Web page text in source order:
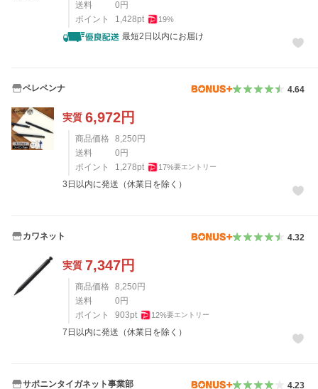
送料
0円
ポイント
1,428pt 19%
最短2日以内にお届け
ペレペンナ 4.64
実質 6,972円
商品価格 8,250円
送料
0円
ポイント
1,278pt 17%要エントリー
3日以内に発送（休業日を除く）
カワネット 4.32
実質 7,347円
商品価格 8,250円
送料
0円
ポイント
903pt 12%要エントリー
7日以内に発送（休業日を除く）
サポニンタイガネット事業部 4.23